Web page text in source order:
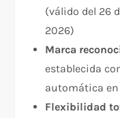
(válido del 26
2026)
Marca
establecida
automática
Flexibilidad